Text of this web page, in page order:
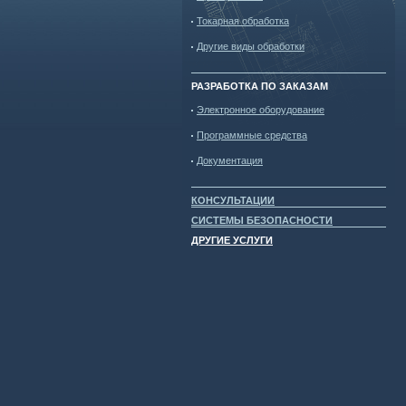
Токарная обработка
Другие виды обработки
РАЗРАБОТКА ПО ЗАКАЗАМ
Электронное оборудование
Программные средства
Документация
КОНСУЛЬТАЦИИ
СИСТЕМЫ БЕЗОПАСНОСТИ
ДРУГИЕ УСЛУГИ